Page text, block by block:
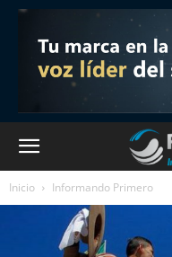
Inicio Informando Primero